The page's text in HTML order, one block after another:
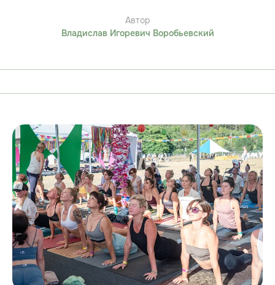
Автор
Владислав Игоревич Воробьевский